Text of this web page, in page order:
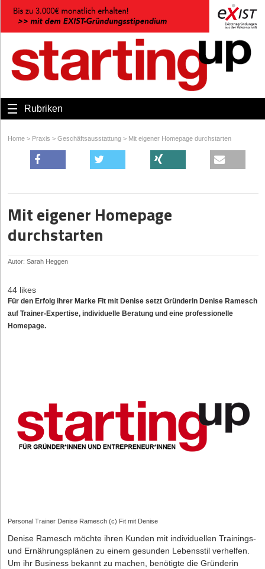
Rubriken
Home > Praxis > Geschäftsausstattung > Mit eigener Homepage durchstarten
Mit eigener Homepage
durchstarten
Autor: Sarah Heggen
44 likes
Für den Erfolg ihrer Marke Fit mit Denise setzt Gründerin Denise Ramesch
auf Trainer-Expertise, individuelle Beratung und eine professionelle
Homepage.
Personal Trainer Denise Ramesch (c) Fit mit Denise
Denise Ramesch möchte ihren Kunden mit individuellen Trainings-
und Ernährungsplänen zu einem gesunden Lebensstil verhelfen.
Um ihr Business bekannt zu machen, benötigte die Gründerin